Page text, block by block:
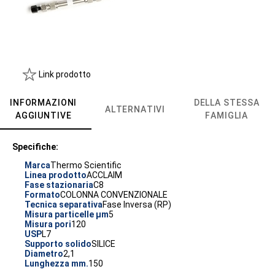
Link prodotto
INFORMAZIONI
AGGIUNTIVE
ALTERNATIVI
DELLA STESSA
FAMIGLIA
Specifiche:
MarcaThermo Scientific
Linea prodottoACCLAIM
Fase stazionariaC8
FormatoCOLONNA CONVENZIONALE
Tecnica separativaFase Inversa (RP)
Misura particelle µm5
Misura pori120
USPL7
Supporto solidoSILICE
Diametro2,1
Lunghezza mm.150